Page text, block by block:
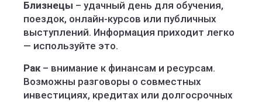
Близнецы – удачный день для обучения,
поездок, онлайн-курсов или публичных
выступлений. Информация приходит легко
— используйте это.
Рак– внимание к финансам и ресурсам.
Возможны разговоры о совместных
инвестициях, кредитах или долгосрочных